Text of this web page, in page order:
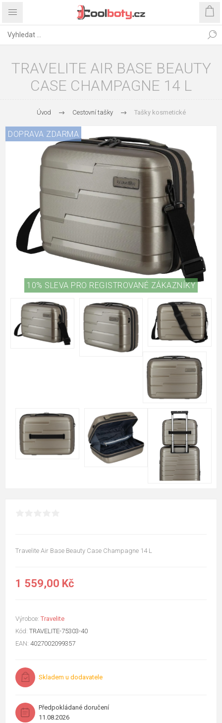
TRAVELITE AIR BASE BEAUTY
CASE CHAMPAGNE 14 L
Úvod Cestovní tašky Tašky kosmetické
DOPRAVA ZDARMA
10% SLEVA PRO REGISTROVANÉ ZÁKAZNÍKY
Travelite Air Base Beauty Case Champagne 14 L
1 559,00 Kč
Výrobce: Travelite
Kód: TRAVELITE-75303-40
EAN: 4027002099357
Skladem u dodavatele
Předpokládané doručení
11.08.2026